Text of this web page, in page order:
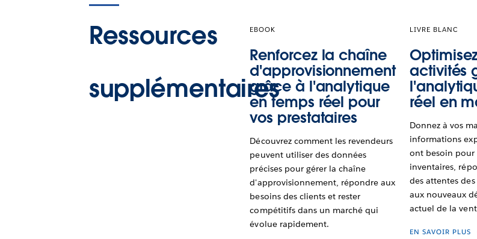
Ressources
supplémentaires
EBOOK
Renforcez la chaîne
d'approvisionnement
grâce à l'analytique
en temps réel pour
vos prestataires
Découvrez comment les revendeurs
peuvent utiliser des données
précises pour gérer la chaîne
d'approvisionnement, répondre aux
besoins des clients et rester
compétitifs dans un marché qui
évolue rapidement.
LIVRE BLANC
activités
réel en
Donnez à vos
informations
ont besoin pour
inventaires,
des attentes
aux nouveaux
actuel de la
EN SAVOIR PLUS